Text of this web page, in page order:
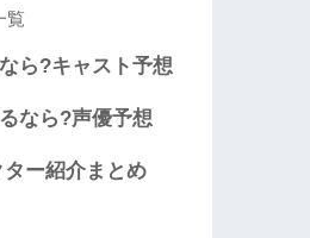
覧
ら?キャスト予想
なら?声優予想
ー紹介まとめ